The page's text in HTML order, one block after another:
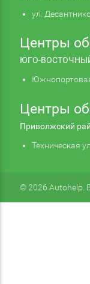
ул.
Центры
ЮГО-
Центры
Приволжский
Техническая
© 2026 Autohelp.